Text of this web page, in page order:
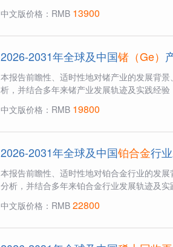
中文版价格：RMB 13900
2026-2031年全球及中国锗（Ge）
本报告前瞻性、适时性地对锗产业的发展背
析，并结合多年来锗产业发展轨迹及实践经
中文版价格：RMB 19800
2026-2031年全球及中国铂合金行
本报告前瞻性、适时性地对铂合金行业的发
分析，并结合多年来铂合金行业发展轨迹及
中文版价格：RMB22800